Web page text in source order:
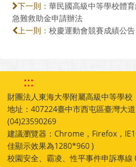
下一則： 華民國高級中等學校體
急難救助金申請辦法
上一則： 校慶運動會競賽成績公告
:::
財團法人東海大學附屬高級中等學校
地址：407224臺中市西屯區臺灣大
(04)23590269
建議瀏覽器：Chrome，Firefox，
佳顯示效果為1280*960 )
校園安全、霸凌、性平事件申訴專線